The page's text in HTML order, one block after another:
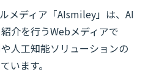
メディア「AIsmiley」は、AI
介を行うWebメディアで
人工知能ソリューションの
います。